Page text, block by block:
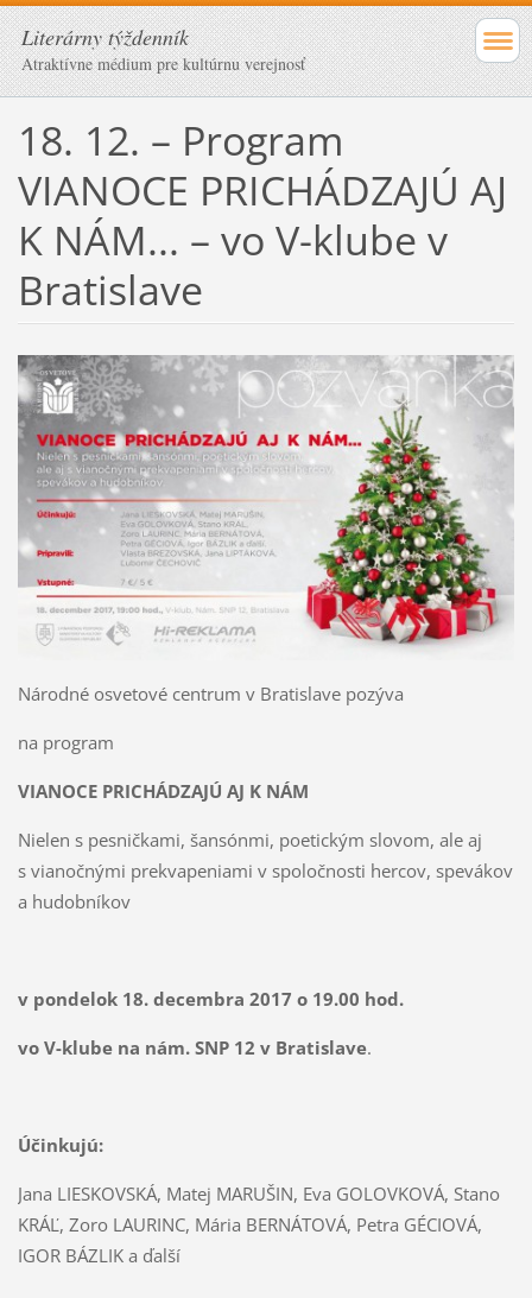
Literárny týždenník
Atraktívne médium pre kultúrnu verejnosť
18. 12. – Program
VIANOCE PRICHÁDZAJÚ AJ
K NÁM... – vo V-klube v
Bratislave
Národné osvetové centrum v Bratislave pozýva
na program
VIANOCE PRICHÁDZAJÚ AJ K NÁM
Nielen s pesničkami, šansónmi, poetickým slovom, ale aj
s vianočnými prekvapeniami v spoločnosti hercov, spevákov
a hudobníkov
v pondelok 18. decembra 2017 o 19.00 hod.
vo V-klube na nám. SNP 12 v Bratislave.
Účinkujú:
Jana LIESKOVSKÁ, Matej MARUŠIN, Eva GOLOVKOVÁ, Stano
KRÁĽ, Zoro LAURINC, Mária BERNÁTOVÁ, Petra GÉCIOVÁ,
IGOR BÁZLIK a ďalší